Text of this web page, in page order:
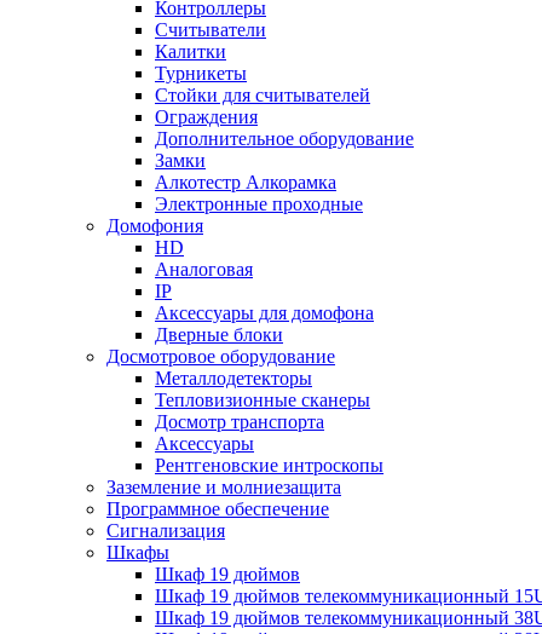
Контроллеры
Считыватели
Калитки
Турникеты
Стойки для считывателей
Ограждения
Дополнительное оборудование
Замки
Алкотестр Алкорамка
Электронные проходные
Домофония
HD
Аналоговая
IP
Аксессуары для домофона
Дверные блоки
Досмотровое оборудование
Металлодетекторы
Тепловизионные сканеры
Досмотр транспорта
Аксессуары
Рентгеновские интроскопы
Заземление и молниезащита
Программное обеспечение
Сигнализация
Шкафы
Шкаф 19 дюймов
Шкаф 19 дюймов телекоммуникационный
Шкаф 19 дюймов телекоммуникационный